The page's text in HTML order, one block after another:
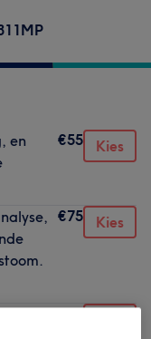
en
€55 Kies
€75 Kies
€95